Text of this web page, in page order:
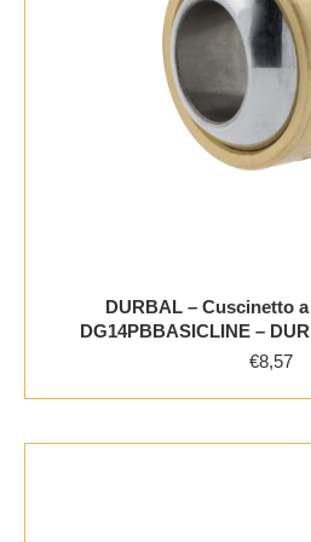
DURBAL – Cuscinetto
DG14PBBASICLINE –
€8,57